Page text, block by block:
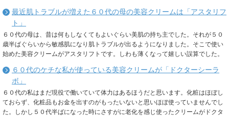
最近肌トラブルが増えた６０代の母の美容クリームは「アスタリフ
ト」
６０代の母は、昔は何もしなくてもよいぐらい美肌の持ち主でした。それが５０
歳半ばぐらいから敏感肌になり肌トラブルが出るようになりました。そこで使い
始めた美容クリームがアスタリフトです。しわも薄くなって嬉しい誤算でした。
６０代のケチな私が使っている美容クリームが「ドクターシーラ
ボ」
６０代の私はまだ現役で働いていて体力はあるほうだと思います。化粧はほぼし
ておらず、化粧品もお金を出すのがもったいないと思いほぼ使っていませんでし
た。しかし５０代半ばになった時にさすがに老化を感じ使ったクリームがドクタ